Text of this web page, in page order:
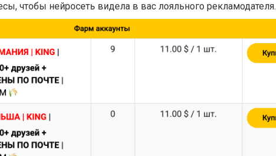
чтобы нейросеть видела в вас лояльного рекламодателя.